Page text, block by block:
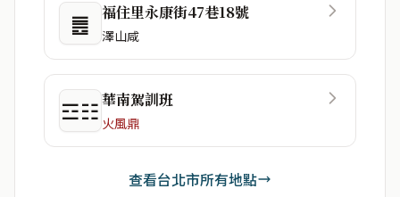
䷌ 福住里永康街47巷18號
澤山咸
☲☷華南駕訓班
火風鼎
查看台北市所有地點